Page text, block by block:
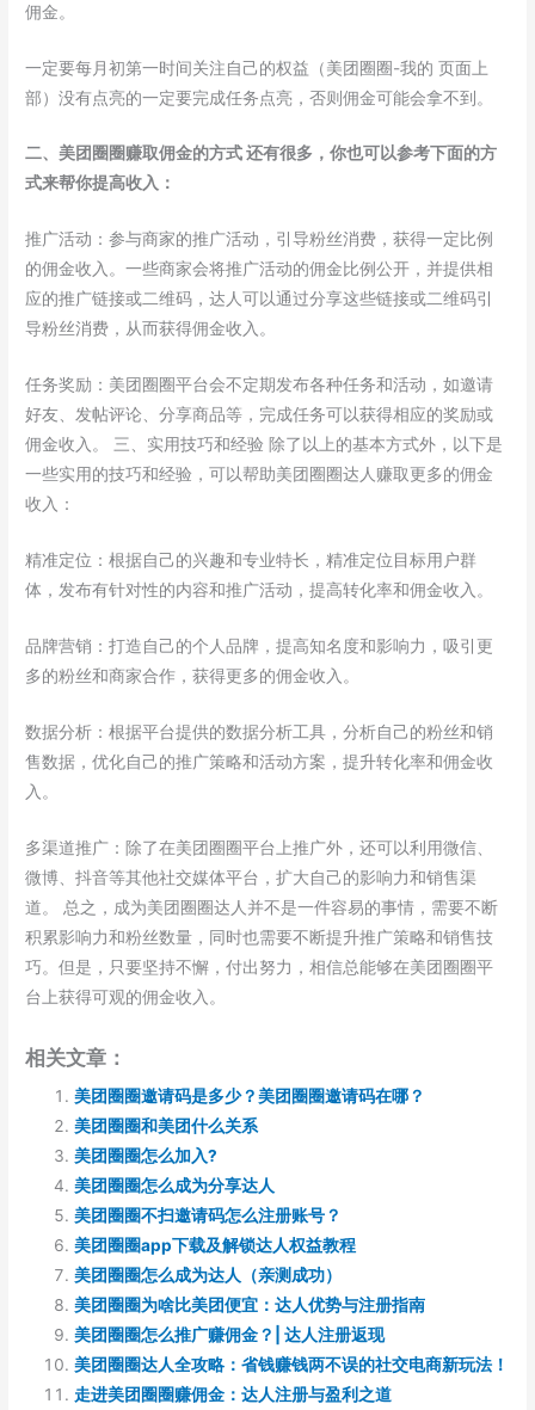
佣金。
一定要每月初第一时间关注自己的权益（美团圈圈-我的 页面上
部）没有点亮的一定要完成任务点亮，否则佣金可能会拿不到。
二、美团圈圈赚取佣金的方式 还有很多，你也可以参考下面的方
式来帮你提高收入：
推广活动：参与商家的推广活动，引导粉丝消费，获得一定比例
的佣金收入。一些商家会将推广活动的佣金比例公开，并提供相
应的推广链接或二维码，达人可以通过分享这些链接或二维码引
导粉丝消费，从而获得佣金收入。
任务奖励：美团圈圈平台会不定期发布各种任务和活动，如邀请
好友、发帖评论、分享商品等，完成任务可以获得相应的奖励或
佣金收入。 三、实用技巧和经验 除了以上的基本方式外，以下是
一些实用的技巧和经验，可以帮助美团圈圈达人赚取更多的佣金
收入：
精准定位：根据自己的兴趣和专业特长，精准定位目标用户群
体，发布有针对性的内容和推广活动，提高转化率和佣金收入。
品牌营销：打造自己的个人品牌，提高知名度和影响力，吸引更
多的粉丝和商家合作，获得更多的佣金收入。
数据分析：根据平台提供的数据分析工具，分析自己的粉丝和销
售数据，优化自己的推广策略和活动方案，提升转化率和佣金收
入。
多渠道推广：除了在美团圈圈平台上推广外，还可以利用微信、
微博、抖音等其他社交媒体平台，扩大自己的影响力和销售渠
道。 总之，成为美团圈圈达人并不是一件容易的事情，需要不断
积累影响力和粉丝数量，同时也需要不断提升推广策略和销售技
巧。但是，只要坚持不懈，付出努力，相信总能够在美团圈圈平
台上获得可观的佣金收入。
相关文章：
美团圈圈邀请码是多少？美团圈圈邀请码在哪？
美团圈圈和美团什么关系
美团圈圈怎么加入?
美团圈圈怎么成为分享达人
美团圈圈不扫邀请码怎么注册账号？
美团圈圈app下载及解锁达人权益教程
美团圈圈怎么成为达人（亲测成功）
美团圈圈为啥比美团便宜：达人优势与注册指南
美团圈圈怎么推广赚佣金？| 达人注册返现
美团圈圈达人全攻略：省钱赚钱两不误的社交电商新玩法！
走进美团圈圈赚佣金：达人注册与盈利之道